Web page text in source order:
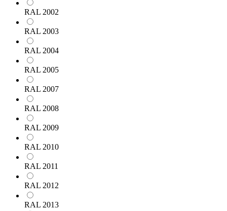
RAL 2002
RAL 2003
RAL 2004
RAL 2005
RAL 2007
RAL 2008
RAL 2009
RAL 2010
RAL 2011
RAL 2012
RAL 2013